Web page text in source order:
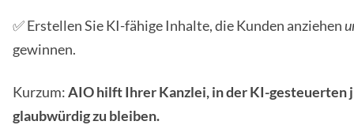
✅ Erstellen Sie KI-fähige Inhalte, die Kunden anziehen
gewinnen.
Kurzum:AIO hilft Ihrer Kanzlei, in der KI-gesteuerten
glaubwürdig zu bleiben.